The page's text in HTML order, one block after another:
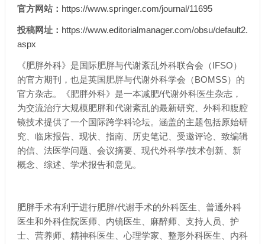
官方网站： https://www.springer.com/journal/11695
投稿网址： https://www.editorialmanager.com/obsu/default2.
aspx
《肥胖外科》是国际肥胖与代谢紊乱外科联合会（IFSO）
的官方期刊，也是英国肥胖与代谢外科学会（BOMSS）的
官方杂志。《肥胖外科》是一本减肥/代谢外科医生杂志，
为交流治疗大规模肥胖和代谢紊乱的最新研究、外科和腹腔
镜技术提供了一个国际跨学科论坛。涵盖的主题包括原始研
究、临床报告、现状、指南、历史笔记、受邀评论、致编辑
的信、法医学问题、会议摘要、现代外科学/技术创新、新
概念、综述、学术报告和意见。
肥胖手术有利于进行肥胖/代谢手术的外科医生、普通外科
医生和外科住院医师、内镜医生、麻醉师、支持人员、护
士、营养师、精神科医生、心理学家、整形外科医生、内科